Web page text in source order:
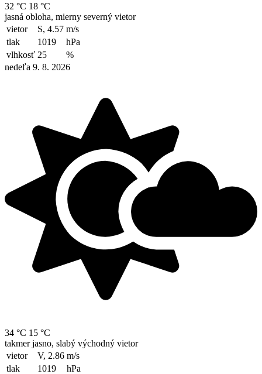
32 °C 18 °C
jasná obloha, mierny severný vietor
vietor
S, 4.57 m/s
tlak
1019
hPa
vlhkosť 25
%
nedeľa 9. 8. 2026
34 °C 15 °C
takmer jasno, slabý východný vietor
vietor
V, 2.86 m/s
tlak
1019 hPa